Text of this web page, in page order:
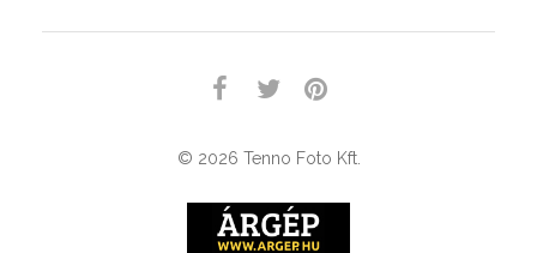
© 2026 Tenno Foto Kft.